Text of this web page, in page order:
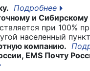
Подробнее
и Сибирскому
при 100%
населенный
компанию.
EMS Почту